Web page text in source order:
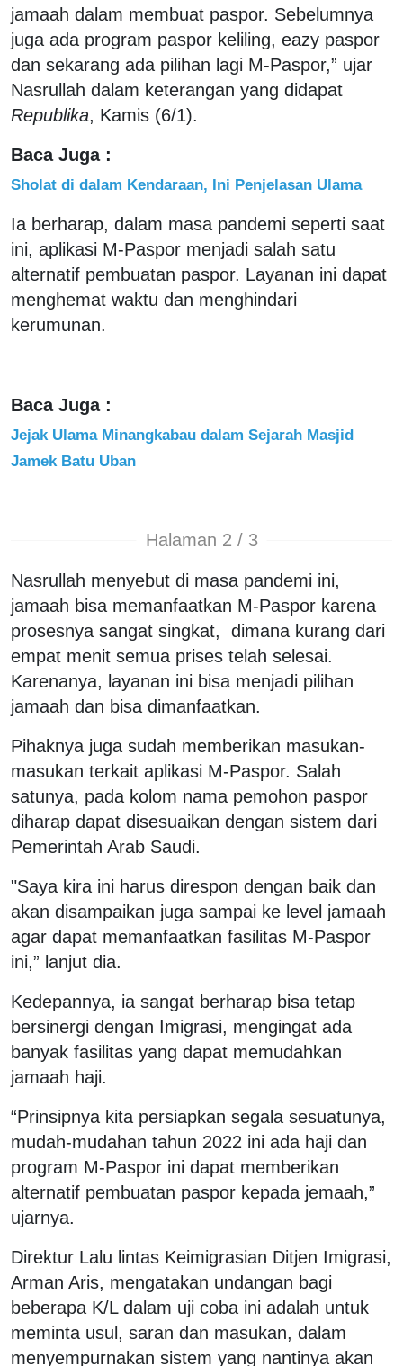
jamaah dalam membuat paspor. Sebelumnya
juga ada program paspor keliling, eazy paspor
dan sekarang ada pilihan lagi M-Paspor,” ujar
Nasrullah dalam keterangan yang didapat
Republika, Kamis (6/1).
Baca Juga :
Sholat di dalam Kendaraan, Ini Penjelasan Ulama
Ia berharap, dalam masa pandemi seperti saat
ini, aplikasi M-Paspor menjadi salah satu
alternatif pembuatan paspor. Layanan ini dapat
menghemat waktu dan menghindari
kerumunan.
Baca Juga :
Jejak Ulama Minangkabau dalam Sejarah Masjid
Jamek Batu Uban
Halaman 2 / 3
Nasrullah menyebut di masa pandemi ini,
jamaah bisa memanfaatkan M-Paspor karena
prosesnya sangat singkat, dimana kurang dari
empat menit semua prises telah selesai.
Karenanya, layanan ini bisa menjadi pilihan
jamaah dan bisa dimanfaatkan.
Pihaknya juga sudah memberikan masukan-
masukan terkait aplikasi M-Paspor. Salah
satunya, pada kolom nama pemohon paspor
diharap dapat disesuaikan dengan sistem dari
Pemerintah Arab Saudi.
"Saya kira ini harus direspon dengan baik dan
akan disampaikan juga sampai ke level jamaah
agar dapat memanfaatkan fasilitas M-Paspor
ini,” lanjut dia.
Kedepannya, ia sangat berharap bisa tetap
bersinergi dengan Imigrasi, mengingat ada
banyak fasilitas yang dapat memudahkan
jamaah haji.
“Prinsipnya kita persiapkan segala sesuatunya,
mudah-mudahan tahun 2022 ini ada haji dan
program M-Paspor ini dapat memberikan
alternatif pembuatan paspor kepada jemaah,”
ujarnya.
Direktur Lalu lintas Keimigrasian Ditjen Imigrasi,
Arman Aris, mengatakan undangan bagi
beberapa K/L dalam uji coba ini adalah untuk
meminta usul, saran dan masukan, dalam
menyempurnakan sistem yang nantinya akan